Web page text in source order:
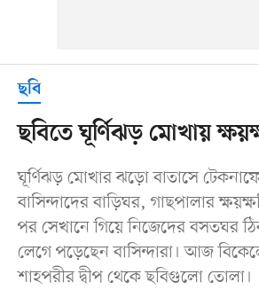
ছবি
ছবিতে ঘূর্ণিঝড় মোখায়
ঘূর্ণিঝড় মোখার ঝড়ো বাতাসে
বাসিন্দাদের বাড়িঘর, গাছপালার
পর সেখানে গিয়ে নিজেদের বসতঘর
লেগে পড়েছেন বাসিন্দারা। আজ
শাহপরীর দ্বীপ থেকে ছবিগুলো তোলা।